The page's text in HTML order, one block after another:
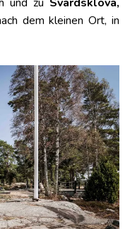
dem kleinen Ort, in